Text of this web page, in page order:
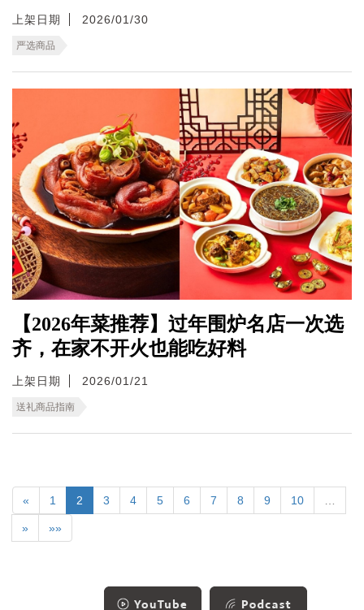
上架日期 2026/01/30
严选商品
【2026年菜推荐】过年围炉名店一次选
齐，在家不开火也能吃好料
上架日期 2026/01/21
送礼商品指南
« 1 2 3 4 5 6 7 8 9 10
» »»